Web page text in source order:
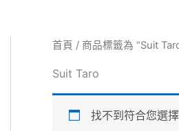
首頁 / 商品標籤為 “Suit
Suit Taro
找不到符合您選